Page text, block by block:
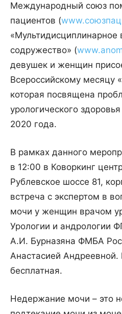
Международный союз
пациентов (
«Мультидисциплинарное
содружество» (
девушек и женщин
Всероссийскому месяцу
которая посвящена
урологического
2020 года.
В рамках данного
в 12:00 в Коворкинг
Рублевское шоссе 81,
встреча с экспертом в
мочи у женщин врачом
Урологии и
А.И. Бурназяна ФМБА
Анастасией Андреевной.
бесплатная.
Недержание мочи – это